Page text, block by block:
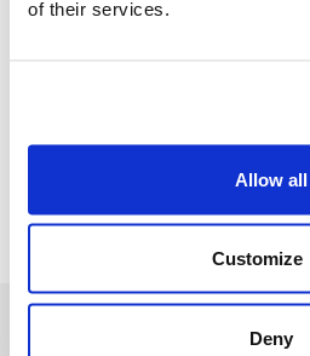
of their services.
Allow all
Customize
Deny
Ersatzteilzeichnung